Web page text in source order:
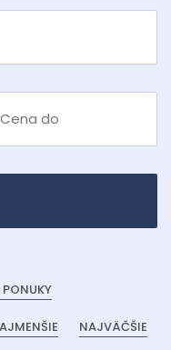
NAJVÄČŠIE